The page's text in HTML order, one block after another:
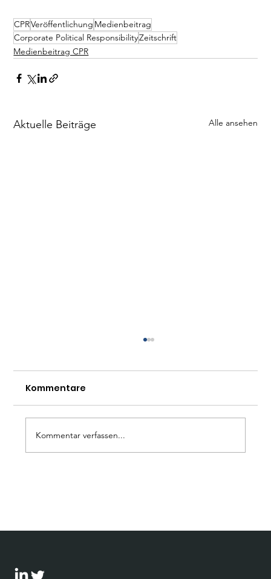
CPRVeröffentlichung Medienbeitrag
Corporate Political ResponsibilityZeitschrift
Medienbeitrag CPR
Aktuelle Beiträge Alle ansehen
Kommentare
Kommentar verfassen...